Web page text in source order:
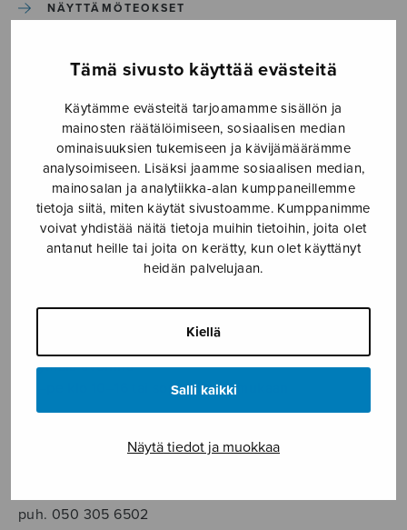
Tämä sivusto käyttää evästeitä
Käytämme evästeitä tarjoamamme sisällön ja
mainosten räätälöimiseen, sosiaalisen median
ominaisuuksien tukemiseen ja kävijämäärämme
analysoimiseen. Lisäksi jaamme sosiaalisen median,
mainosalan ja analytiikka-alan kumppaneillemme
tietoja siitä, miten käytät sivustoamme. Kumppanimme
voivat yhdistää näitä tietoja muihin tietoihin, joita olet
antanut heille tai joita on kerätty, kun olet käyttänyt
heidän palvelujaan.
Kiellä
Salli kaikki
Näytä tiedot ja muokkaa
NÄYTTÄMÖTEOKSET
SOITINKOULUT JA OPPAAT
SOITINMUSIIKKI
YKSINLAULU
Sulasol nuottikauppa
Myymälä avoinna
ma–pe klo 10–16 tai sopimuksen mukaan
puh. 050 305 6502